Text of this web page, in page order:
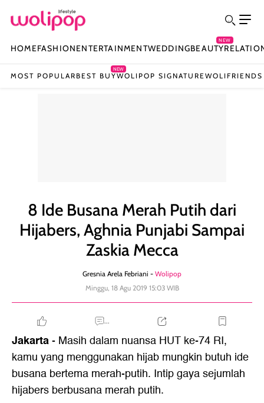
HOMEFASHIONENTERTAINMENTWEDDINGBEAUTY
NEW
MOST POPULAR BEST BUY
NEW
WOLIPOP SIGNATUREWOLIFRIENDS
8 Ide Busana Merah Putih dari
Hijabers, Aghnia Punjabi Sampai
Zaskia Mecca
Gresnia Arela Febriani - Wolipop
Minggu, 18 Agu 2019 15:03 WIB
...
Jakarta- Masih dalam nuansa HUT ke-74 RI,
kamu yang menggunakan hijab mungkin butuh ide
busana bertema merah-putih. Intip gaya sejumlah
hijabers berbusana merah putih.